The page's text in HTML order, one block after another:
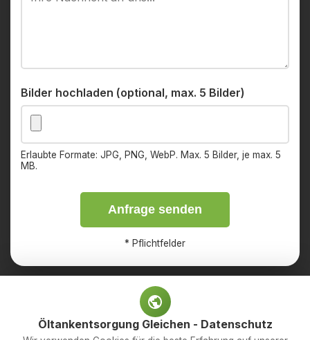
Bilder hochladen (optional, max. 5 Bilder)
Erlaubte Formate: JPG, PNG, WebP. Max. 5 Bilder, je max. 5
MB.
Anfrage senden
* Pflichtfelder
ImpressumDatenschutz
Öltankentsorgung Gleichen - Datenschutz